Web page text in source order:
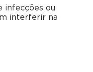
infecções ou
interferir na